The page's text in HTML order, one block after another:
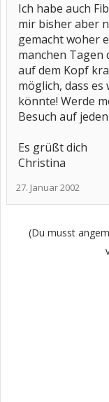
Ich habe auch
mir bisher aber
gemacht woher
manchen
auf dem Kopf
möglich, dass
könnte! Werde
Besuch auf
Es grüßt dich
Christina
27. Januar 2002
(Du musst